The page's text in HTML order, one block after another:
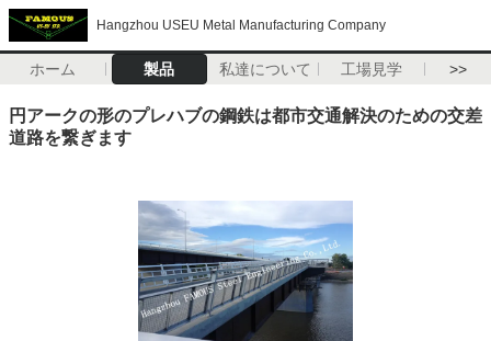
Hangzhou USEU Metal Manufacturing Company
ホーム 製品 私達について 工場見学 >>
円アークの形のプレハブの鋼鉄は都市交通解決のための交差
道路を繋ぎます